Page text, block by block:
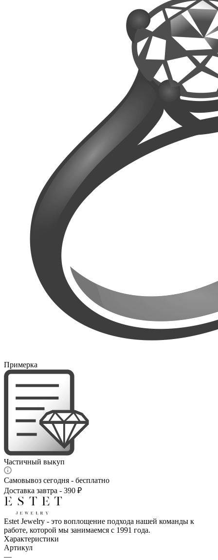
Примерка
Частичный выкуп
Самовывоз сегодня - бесплатно
Доставка завтра - 390 ₽
Estet Jewelry - это воплощение подхода нашей команды к
работе, которой мы занимаемся с 1991 года.
Характеристики
Артикул
—